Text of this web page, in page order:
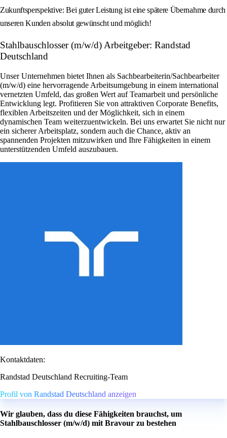
Zukunftsperspektive: Bei guter Leistung ist eine spätere Übernahme durch
unseren Kunden absolut gewünscht und möglich!
Stahlbauschlosser (m/w/d) Arbeitgeber: Randstad
Deutschland
Unser Unternehmen bietet Ihnen als Sachbearbeiterin/Sachbearbeiter
(m/w/d) eine hervorragende Arbeitsumgebung in einem international
vernetzten Umfeld, das großen Wert auf Teamarbeit und persönliche
Entwicklung legt. Profitieren Sie von attraktiven Corporate Benefits,
flexiblen Arbeitszeiten und der Möglichkeit, sich in einem
dynamischen Team weiterzuentwickeln. Bei uns erwartet Sie nicht nur
ein sicherer Arbeitsplatz, sondern auch die Chance, aktiv an
spannenden Projekten mitzuwirken und Ihre Fähigkeiten in einem
unterstützenden Umfeld auszubauen.
Kontaktdaten:
Randstad Deutschland Recruiting-Team
Profil von Randstad Deutschland anzeigen
Wir glauben, dass du diese Fähigkeiten brauchst, um
Stahlbauschlosser (m/w/d) mit Bravour zu bestehen